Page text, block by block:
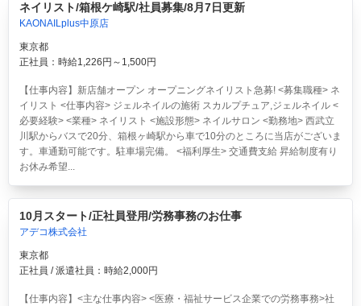
ネイリスト/箱根ケ崎駅/社員募集/8月7日更新
KAONAILplus中原店
東京都
正社員：時給1,226円～1,500円
【仕事内容】新店舗オープン オープニングネイリスト急募! <募集職種> ネ
イリスト <仕事内容> ジェルネイルの施術 スカルプチュア,ジェルネイル <
必要経験> <業種> ネイリスト <施設形態> ネイルサロン <勤務地> 西武立
川駅からバスで20分、箱根ヶ崎駅から車で10分のところに当店がございま
す。車通勤可能です。駐車場完備。 <福利厚生> 交通費支給 昇給制度有り
お休み希望...
10月スタート/正社員登用/労務事務のお仕事
アデコ株式会社
東京都
正社員 / 派遣社員：時給2,000円
【仕事内容】<主な仕事内容> <医療・福祉サービス企業での労務事務>社